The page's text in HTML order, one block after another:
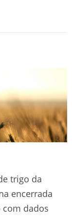
trigo da
encerrada
com dados